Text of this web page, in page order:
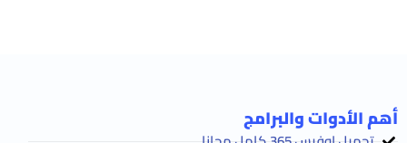
أهم الأدوات والبرامج